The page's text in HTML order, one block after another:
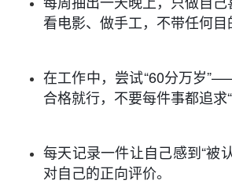
看电影、做手工，不带任何目
在工作中，尝试“60分万岁
合格就行，不要每件事都追求
每天记录一件让自己感到“被
对自己的正向评价。